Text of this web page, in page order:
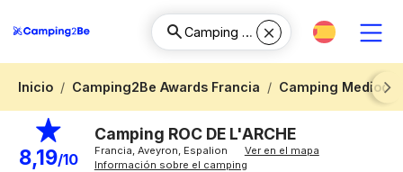
Inicio Camping2Be Awards Francia
Camping
Next
8,19/10
Camping ROC DE L'ARCHE
Francia, Aveyron, Espalion
Ver en el mapa
Información sobre el camping